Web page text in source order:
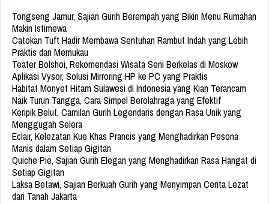
Tongseng Jamur, Sajian Gurih Berempah yang Bikin Menu Rumahan
Makin Istimewa
Catokan Tuft Hadir Membawa Sentuhan Rambut Indah yang Lebih
Praktis dan Memukau
Teater Bolshoi, Rekomendasi Wisata Seni Berkelas di Moskow
Aplikasi Vysor, Solusi Mirroring HP ke PC yang Praktis
Habitat Monyet Hitam Sulawesi di Indonesia yang Kian Terancam
Naik Turun Tangga, Cara Simpel Berolahraga yang Efektif
Keripik Belut, Camilan Gurih Legendaris dengan Rasa Unik yang
Menggugah Selera
Eclair, Kelezatan Kue Khas Prancis yang Menghadirkan Pesona
Manis dalam Setiap Gigitan
Quiche Pie, Sajian Gurih Elegan yang Menghadirkan Rasa Hangat di
Setiap Gigitan
Laksa Betawi, Sajian Berkuah Gurih yang Menyimpan Cerita Lezat
dari Tanah Jakarta